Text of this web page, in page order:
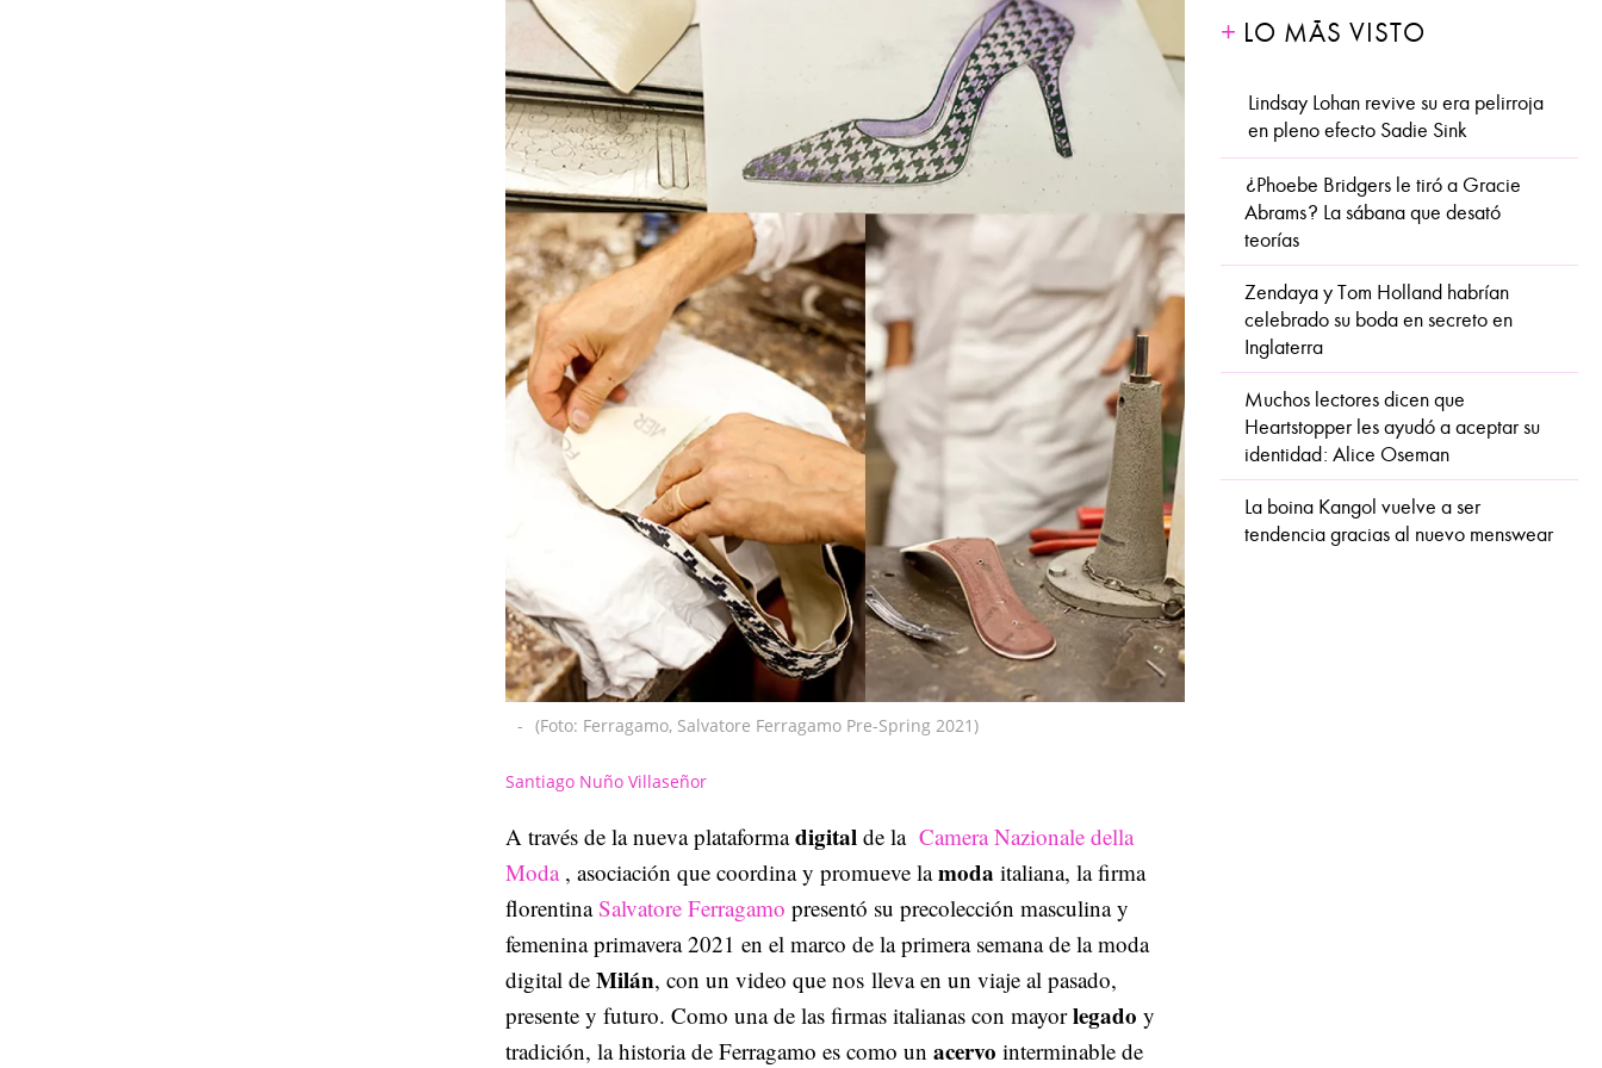
- (Foto: Ferragamo, Salvatore Ferragamo Pre-Spring 2021)
Santiago Nuño Villaseñor
A través de la nueva plataformadigital de la Camera Nazionale della
Moda , asociación que coordina y promueve lamoda italiana, la firma
florentinaSalvatore Ferragamo presentó su precolección masculina y
femenina primavera 2021 en el marco de la primera semana de la moda
digital de Milán, con un video que nos lleva en un viaje al pasado,
presente y futuro. Como una de las firmas italianas con mayorlegado y
tradición, la historia de Ferragamo es como un acervo interminable de
LO MÁS VISTO
Lindsay Lohan revive su era pelirroja
en pleno efecto Sadie Sink
¿Phoebe Bridgers le tiró a Gracie
Abrams? La sábana que desató
teorías
Zendaya y Tom Holland habrían
celebrado su boda en secreto en
Inglaterra
Muchos lectores dicen que
Heartstopper les ayudó a aceptar su
identidad: Alice Oseman
La boina Kangol vuelve a ser
tendencia gracias al nuevo menswear